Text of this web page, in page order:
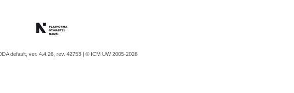
default, ver. 4.4.26, rev. 42753 | © ICM UW 2005-2026